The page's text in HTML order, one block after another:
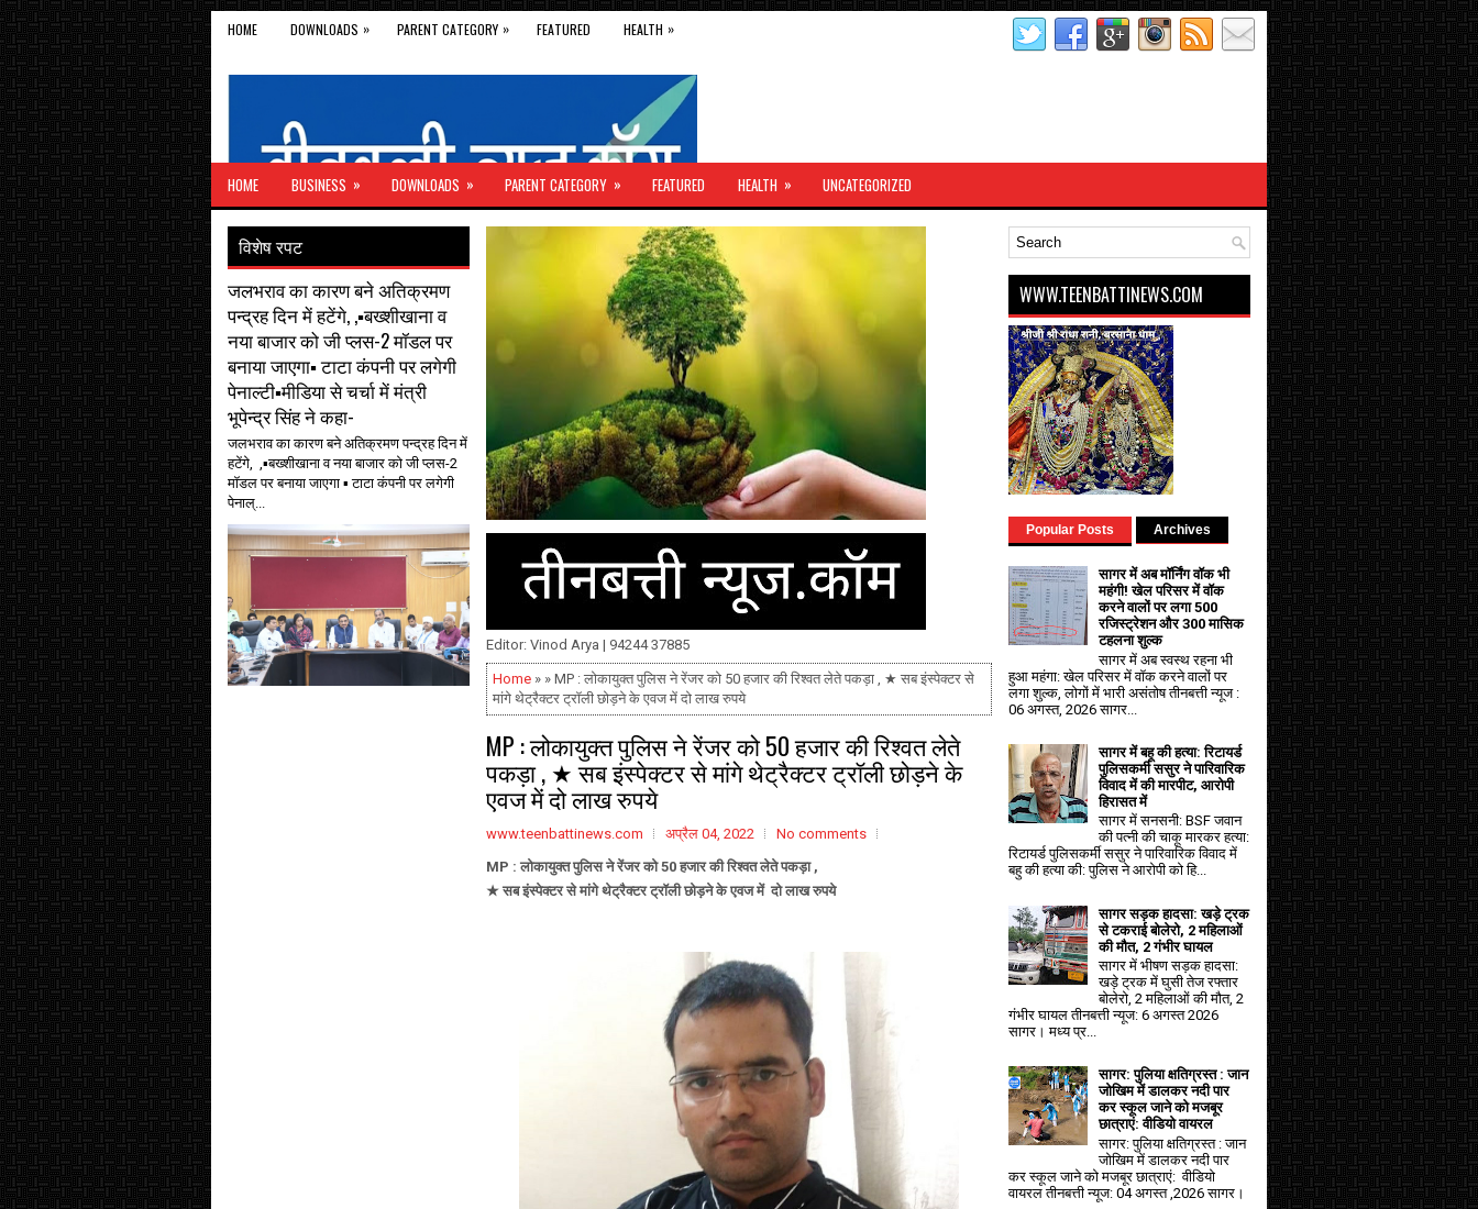
HOME DOWNLOADS » PARENT CATEGORY » FEATURED HEALTH »
HOME BUSINESS » DOWNLOADS » PARENT CATEGORY » FEATURED HEALTH » UNCATEGORIZED
Editor: Vinod Arya | 94244 37885
Home » » MP : लोकायुक्त पुलिस ने रेंजर को 50 हजार की रिश्वत लेते पकड़ा , ★ सब इंस्पेक्टर से
मांगे थेट्रैक्टर ट्रॉली छोड़ने के एवज में दो लाख रुपये
MP : लोकायुक्त पुलिस ने रेंजर को 50 हजार की रिश्वत लेते
पकड़ा , ★ सब इंस्पेक्टर से मांगे थेट्रैक्टर ट्रॉली छोड़ने के
एवज में दो लाख रुपये
www.teenbattinews.com अप्रैल 04, 2022
No comments
MP : लोकायुक्त पुलिस ने रेंजर को 50 हजार की रिश्वत लेते पकड़ा ,
★ सब इंस्पेक्टर से मांगे थेट्रैक्टर ट्रॉली छोड़ने के एवज में दो लाख रुपये
विशेष रपट
जलभराव का कारण बने अतिक्रमण
पन्द्रह दिन में हटेंगे, ,▪️बख्शीखाना व
नया बाजार को जी प्लस-2 मॉडल पर
बनाया जाएगा▪️ टाटा कंपनी पर लगेगी
पेनाल्टी▪️मीडिया से चर्चा में मंत्री
भूपेन्द्र सिंह ने कहा-
जलभराव का कारण बने अतिक्रमण पन्द्रह दिन में
हटेंगे, ,▪️बख्शीखाना व नया बाजार को जी प्लस-2
मॉडल पर बनाया जाएगा ▪️ टाटा कंपनी पर लगेगी
पेनाल्...
WWW.TEENBATTINEWS.COM
Popular Posts Archives
सागर में अब मॉर्निंग वॉक भी
महंगी! खेल परिसर में वॉक
करने वालों पर लगा ₹500
रजिस्ट्रेशन और ₹300 मासिक
टहलना शुल्क
सागर में अब स्वस्थ रहना भी
हुआ महंगा: खेल परिसर में वॉक करने वालों पर
लगा शुल्क, लोगों में भारी असंतोष तीनबत्ती न्यूज :
06 अगस्त, 2026 सागर...
सागर में बहू की हत्या: रिटायर्ड
पुलिसकर्मी ससुर ने पारिवारिक
विवाद में की मारपीट, आरोपी
हिरासत में
सागर में सनसनी: BSF जवान
की पत्नी की चाकू मारकर हत्या:
रिटायर्ड पुलिसकर्मी ससुर ने पारिवारिक विवाद में
बहु की हत्या की: पुलिस ने आरोपी को हि...
सागर सड़क हादसा: खड़े ट्रक
से टकराई बोलेरो, 2 महिलाओं
की मौत, 2 गंभीर घायल
सागर में भीषण सड़क हादसा:
खड़े ट्रक में घुसी तेज रफ्तार
बोलेरो, 2 महिलाओं की मौत, 2
गंभीर घायल तीनबत्ती न्यूज: 6 अगस्त 2026
सागर। मध्य प्र...
सागर: पुलिया क्षतिग्रस्त : जान
जोखिम में डालकर नदी पार
कर स्कूल जाने को मजबूर
छात्राएं: वीडियो वायरल
सागर: पुलिया क्षतिग्रस्त : जान
जोखिम में डालकर नदी पार
कर स्कूल जाने को मजबूर छात्राएं: वीडियो
वायरल तीनबत्ती न्यूज: 04 अगस्त ,2026 सागर।